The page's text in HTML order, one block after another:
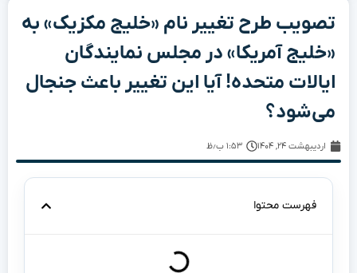
تصویب طرح تغییر نام «خلیج مکزیک» به
«خلیج آمریکا» در مجلس نمایندگان
ایالات متحده! آیا این تغییر باعث جنجال
می‌شود؟
اردیبهشت ۲۴, ۱۴۰۴ ۱:۵۳ ب٫ظ
فهرست محتوا